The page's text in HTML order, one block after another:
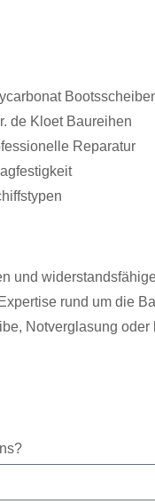
de Kloet Baureihen
Reparatur
und
rund um die
Notverglasung